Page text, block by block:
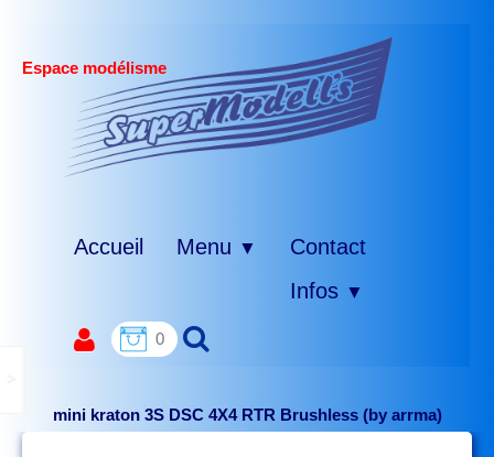
Espace modélisme
Accueil Menu ▼
Contact
Infos ▼
0
mini kraton 3S DSC 4X4 RTR Brushless (by arrma)